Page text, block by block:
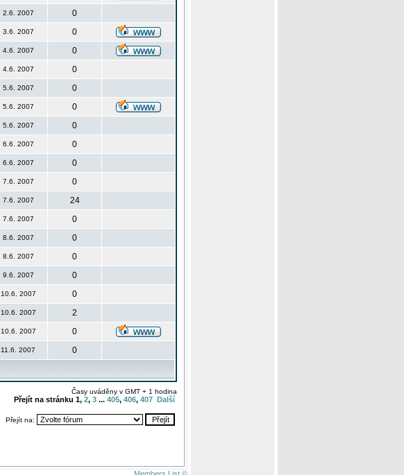
2.6. 2007
0
3.6. 2007
0
4.6. 2007
0
4.6. 2007
0
5.6. 2007
0
5.6. 2007
0
5.6. 2007
0
6.6. 2007
0
6.6. 2007
0
7.6. 2007
0
7.6. 2007
24
7.6. 2007
0
8.6. 2007
0
8.6. 2007
0
9.6. 2007
0
10.6. 2007
0
10.6. 2007
2
10.6. 2007
0
11.6. 2007 0
Časy uváděny v GMT + 1 hodina
Přejít na stránku 1, 2, 3 ... 405, 406, 407 Další
Přejít na: